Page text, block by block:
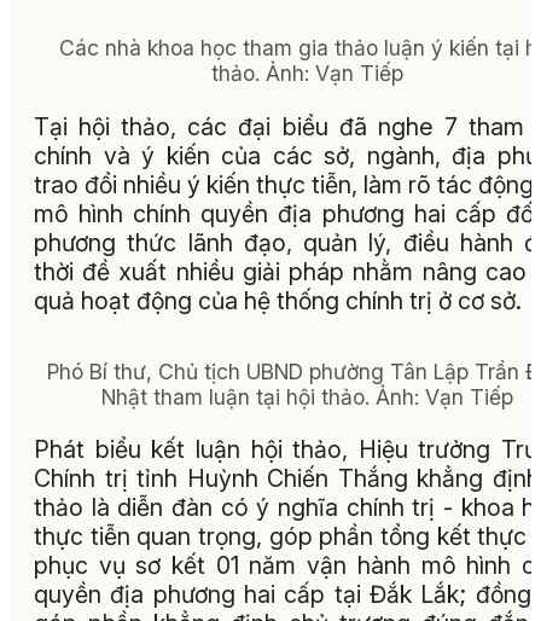
Các nhà khoa học tham gia thảo luận ý kiến tại
thảo. Ảnh: Vạn Tiếp
Tại hội thảo, các đại biểu đã nghe 7 tham
chính và ý kiến của các sở, ngành, địa
trao đổi nhiều ý kiến thực tiễn, làm rõ tác động
mô hình chính quyền địa phương hai cấp
phương thức lãnh đạo, quản lý, điều hành
thời đề xuất nhiều giải pháp nhằm nâng cao
quả hoạt động của hệ thống chính trị ở cơ sở.
Phó Bí thư, Chủ tịch UBND phường Tân Lập Trần
Nhật tham luận tại hội thảo. Ảnh: Vạn Tiếp
Phát biểu kết luận hội thảo, Hiệu trưởng
Chính trị tỉnh Huỳnh Chiến Thắng khẳng
thảo là diễn đàn có ý nghĩa chính trị - khoa
thực tiễn quan trọng, góp phần tổng kết thực
phục vụ sơ kết 01 năm vận hành mô hình
quyền địa phương hai cấp tại Đắk Lắk; đồng